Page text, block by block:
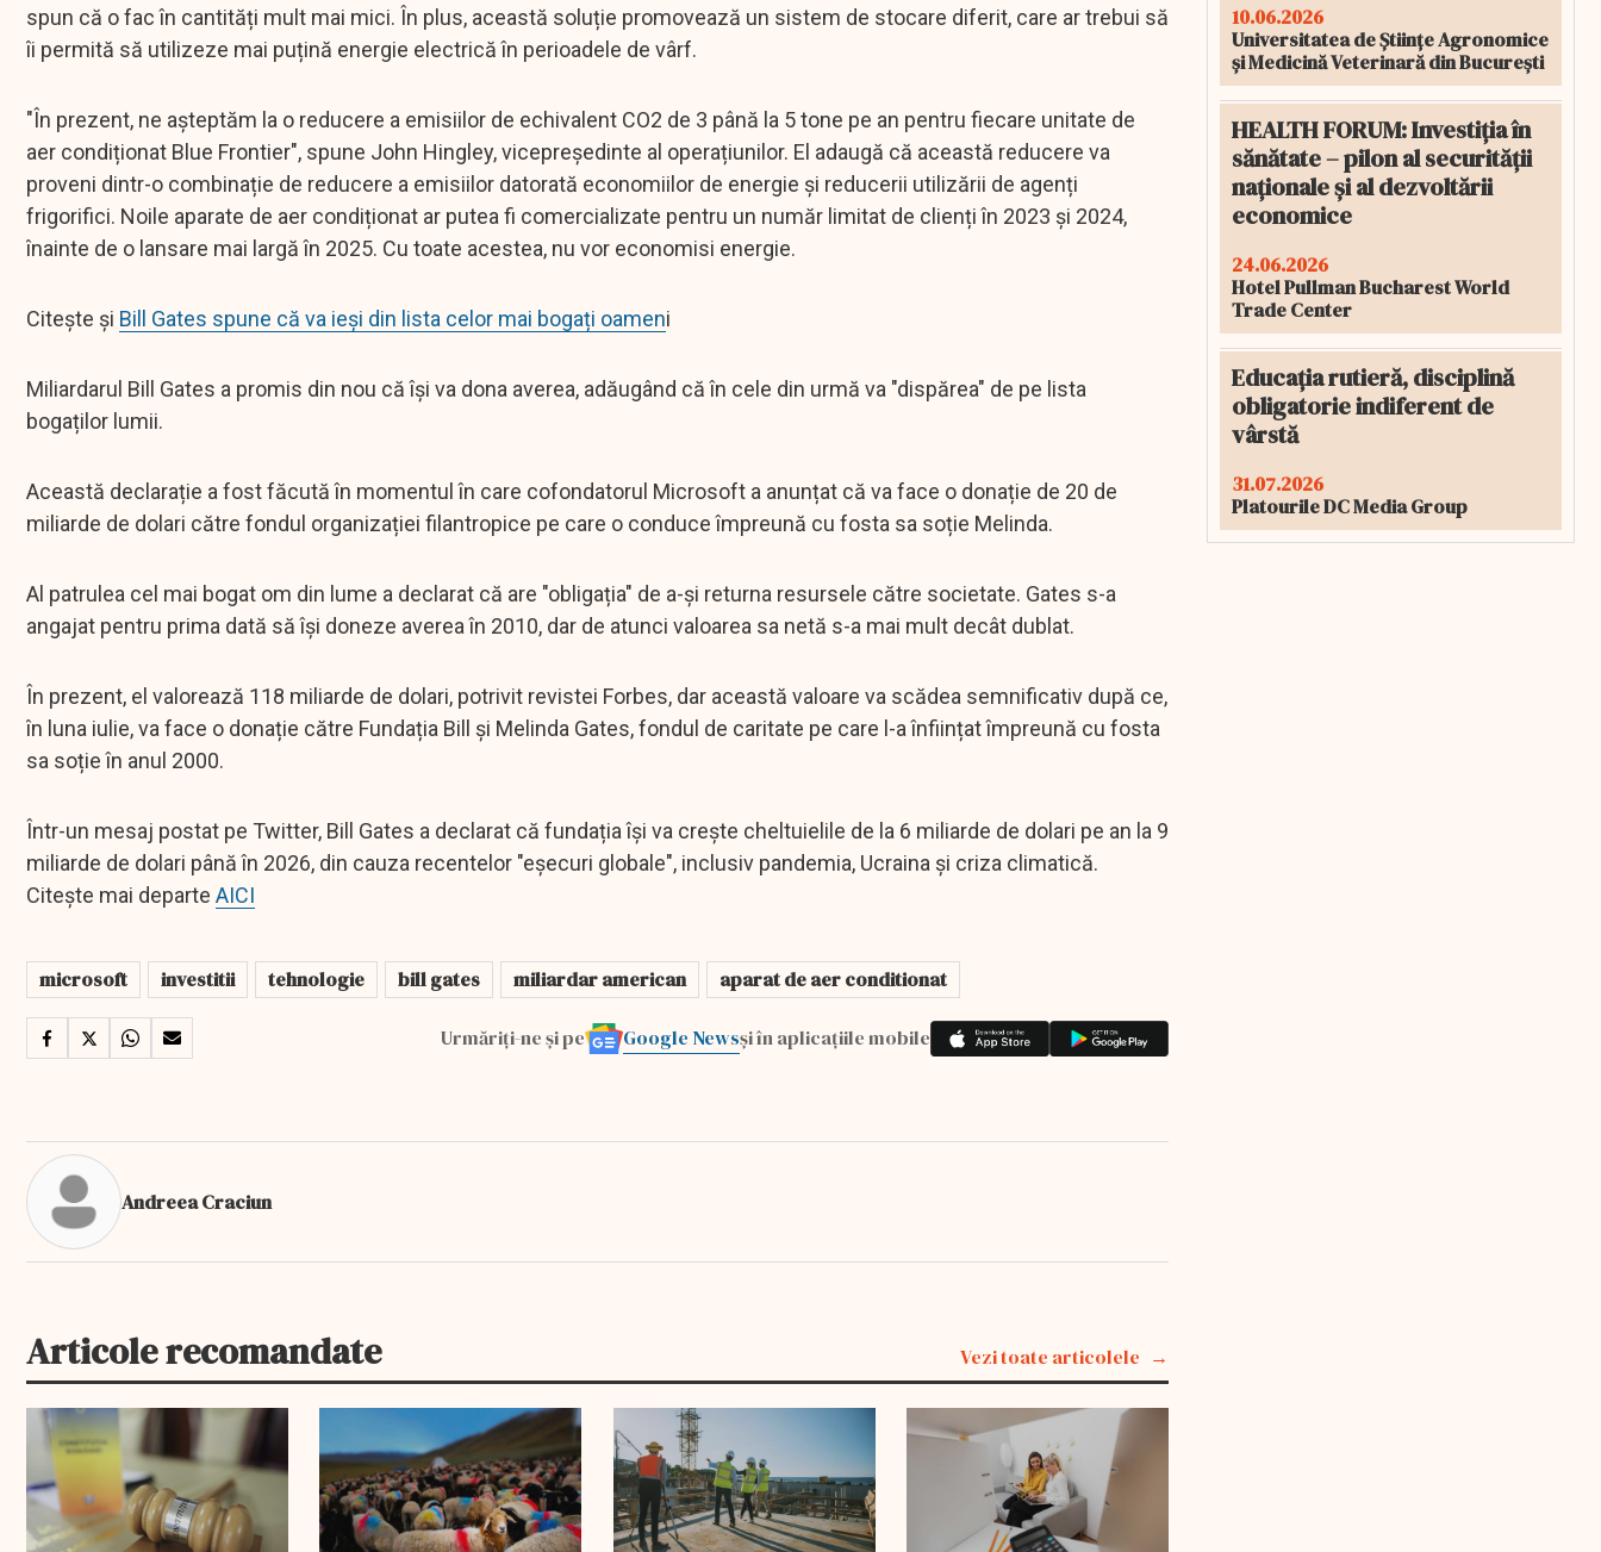
spun că o fac în cantități mult mai mici. În plus, această soluție promovează un sistem de stocare diferit, care ar trebui să
îi permită să utilizeze mai puțină energie electrică în perioadele de vârf.
"În prezent, ne așteptăm la o reducere a emisiilor de echivalent CO2 de 3 până la 5 tone pe an pentru fiecare unitate de
aer condiționat Blue Frontier", spune John Hingley, vicepreședinte al operațiunilor. El adaugă că această reducere va
proveni dintr-o combinație de reducere a emisiilor datorată economiilor de energie și reducerii utilizării de agenți
frigorifici. Noile aparate de aer condiționat ar putea fi comercializate pentru un număr limitat de clienți în 2023 și 2024,
înainte de o lansare mai largă în 2025. Cu toate acestea, nu vor economisi energie.
Citește și Bill Gates spune că va ieși din lista celor mai bogați oameni
Miliardarul Bill Gates a promis din nou că își va dona averea, adăugând că în cele din urmă va "dispărea" de pe lista
bogaților lumii.
Această declarație a fost făcută în momentul în care cofondatorul Microsoft a anunțat că va face o donație de 20 de
miliarde de dolari către fondul organizației filantropice pe care o conduce împreună cu fosta sa soție Melinda.
Al patrulea cel mai bogat om din lume a declarat că are "obligația" de a-și returna resursele către societate. Gates s-a
angajat pentru prima dată să își doneze averea în 2010, dar de atunci valoarea sa netă s-a mai mult decât dublat.
În prezent, el valorează 118 miliarde de dolari, potrivit revistei Forbes, dar această valoare va scădea semnificativ după ce,
în luna iulie, va face o donație către Fundația Bill și Melinda Gates, fondul de caritate pe care l-a înființat împreună cu fosta
sa soție în anul 2000.
Într-un mesaj postat pe Twitter, Bill Gates a declarat că fundația își va crește cheltuielile de la 6 miliarde de dolari pe an la 9
miliarde de dolari până în 2026, din cauza recentelor "eșecuri globale", inclusiv pandemia, Ucraina și criza climatică.
Citește mai departe AICI
microsoft investitii tehnologie bill gates miliardar american aparat de aer conditionat
Urmăriți-ne și pe Google Newsși în aplicațiile mobile
Andreea Craciun
Articole recomandate Vezi toate articolele
EXCLUSIV
10.06.2026
Universitatea de Științe Agronomice
și Medicină Veterinară din București
HEALTH FORUM: Investiția în
sănătate – pilon al securității
naționale și al dezvoltării
economice
24.06.2026
Hotel Pullman Bucharest World
Trade Center
Educația rutieră, disciplină
obligatorie indiferent de
vârstă
31.07.2026
Platourile DC Media Group